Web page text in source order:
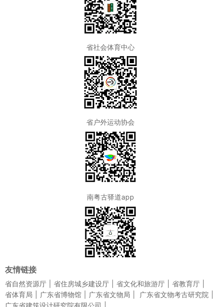
省社会体育中心
省户外运动协会
南粤古驿道app
友情链接
省自然资源厅 省住房城乡建设厅 省文化和旅游厅
省教育厅
省体育局
广东省博物馆 广东省文物局
广东省文物考古研究院
广东省建筑设计研究院有限公司